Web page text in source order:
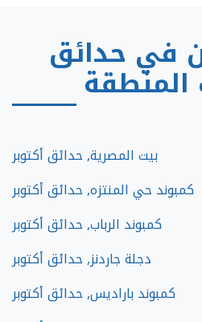
في حدائق
بيت المصرية, حدائق أكتوبر
كمبوند حي المنتزه, حدائق أكتوبر
كمبوند الرباب, حدائق أكتوبر
دجلة جاردنز, حدائق أكتوبر
كمبوند باراديس, حدائق أكتوبر